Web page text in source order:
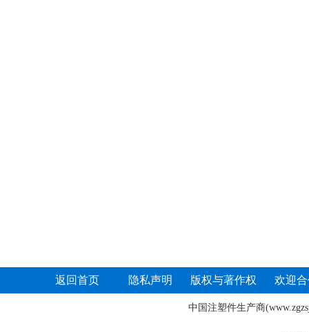
返回首页 隐私声明 版权与著作权 欢迎
中国注塑件生产商